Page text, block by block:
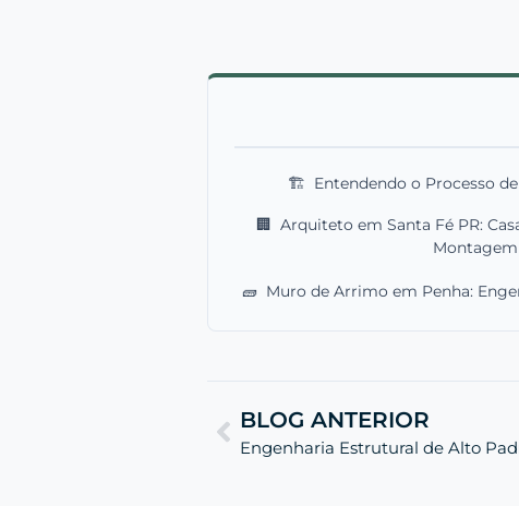
🏗️ Entendendo o Processo
🏢 Arquiteto em Santa Fé PR:
Montagem
🧱 Muro de Arrimo em Penha:
BLOG ANTERIOR
Engenharia Estrutural de Alto